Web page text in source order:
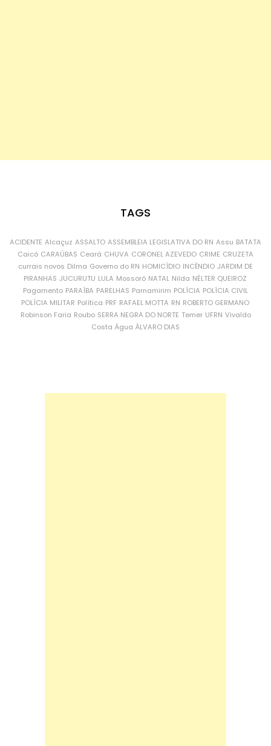
TAGS
ACIDENTE Alcaçuz ASSALTO ASSEMBLEIA LEGISLATIVA DO RN Assu BATATA
Caicó CARAÚBAS Ceará CHUVA CORONEL AZEVEDO CRIME CRUZETA
currais novos Dilma Governo do RN HOMICÍDIO INCÊNDIO JARDIM DE
PIRANHAS JUCURUTU LULA Mossoró NATAL Nilda NÉLTER QUEIROZ
Pagamento PARAÍBA PARELHAS Parnamirim POLÍCIA POLÍCIA CIVIL
POLÍCIA MILITAR Política PRF RAFAEL MOTTA RN ROBERTO GERMANO
Robinson Faria Roubo SERRA NEGRA DO NORTE Temer UFRN Vivaldo
Costa Água ÁLVARO DIAS